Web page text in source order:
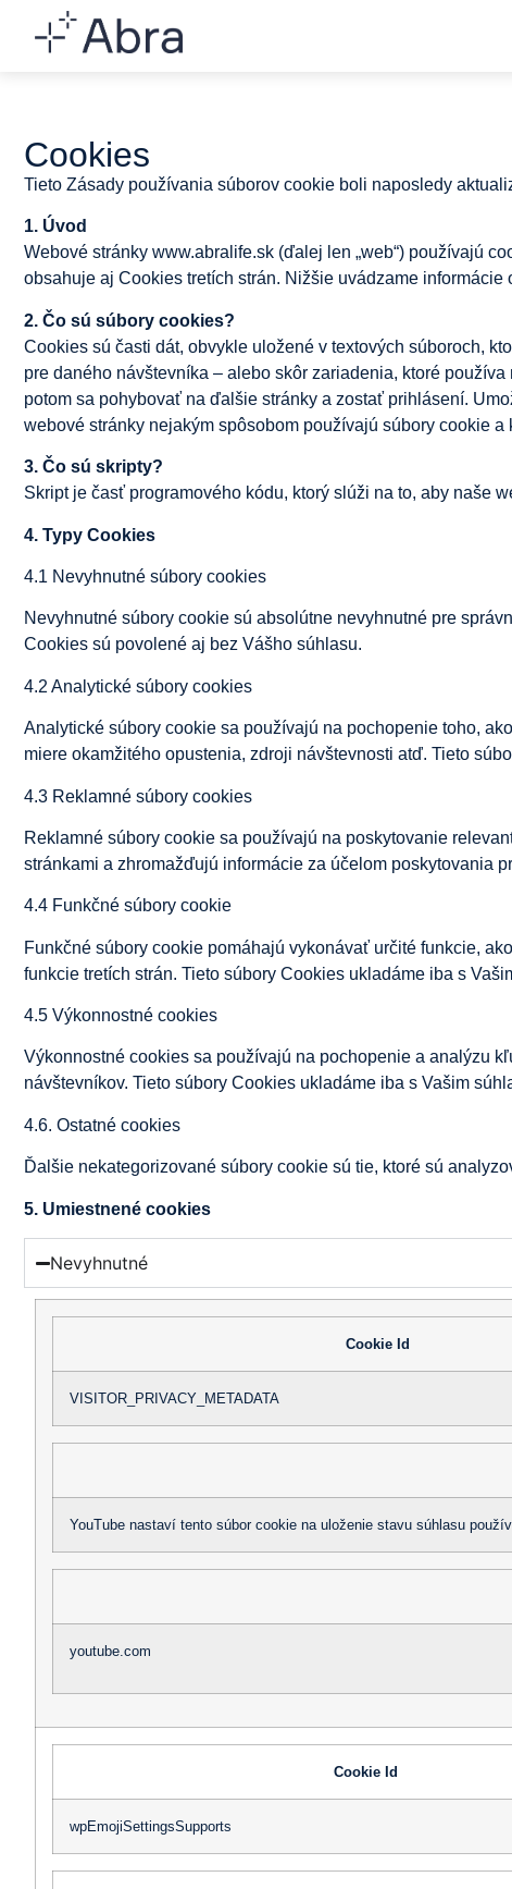
Cookies
Tieto Zásady používania súborov cookie boli naposledy
1. Úvod
Webové stránky www.abralife.sk (ďalej len „web“) používajú
obsahuje aj Cookies tretích strán. Nižšie uvádzame informácie
2. Čo sú súbory cookies?
Cookies sú časti dát, obvykle uložené v textových súboroch,
pre daného návštevníka – alebo skôr zariadenia, ktoré
potom sa pohybovať na ďalšie stránky a zostať prihlásení.
webové stránky nejakým spôsobom používajú súbory cookie
3. Čo sú skripty?
Skript je časť programového kódu, ktorý slúži na to, aby naše
4. Typy Cookies
4.1 Nevyhnutné súbory cookies
Nevyhnutné súbory cookie sú absolútne nevyhnutné pre
Cookies sú povolené aj bez Vášho súhlasu.
4.2 Analytické súbory cookies
Analytické súbory cookie sa používajú na pochopenie toho,
miere okamžitého opustenia, zdroji návštevnosti atď. Tieto
4.3 Reklamné súbory cookies
Reklamné súbory cookie sa používajú na poskytovanie
stránkami a zhromažďujú informácie za účelom poskytovania
4.4 Funkčné súbory cookie
Funkčné súbory cookie pomáhajú vykonávať určité funkcie,
funkcie tretích strán. Tieto súbory Cookies ukladáme iba s
4.5 Výkonnostné cookies
Výkonnostné cookies sa používajú na pochopenie a analýzu
návštevníkov. Tieto súbory Cookies ukladáme iba s Vašim
4.6. Ostatné cookies
Ďalšie nekategorizované súbory cookie sú tie, ktoré sú
5. Umiestnené cookies
Nevyhnutné
Cookie Id
VISITOR_PRIVACY_METADATA
YouTube nastaví tento súbor cookie na uloženie stavu súhlasu
youtube.com
Cookie Id
wpEmojiSettingsSupports